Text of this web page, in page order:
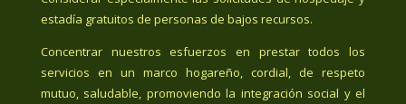
estadía gratuitos de personas de bajos recursos.
Concentrar nuestros esfuerzos en prestar todos los
servicios en un marco hogareño, cordial, de respeto
mutuo, saludable, promoviendo la integración social y el